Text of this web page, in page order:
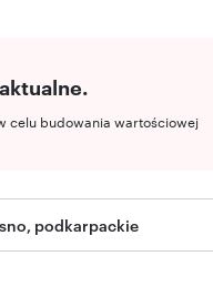
celu budowania wartościowej
podkarpackie